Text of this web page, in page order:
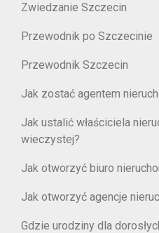
Zwiedzanie Szczecin
Przewodnik po Szczecinie
Przewodnik Szczecin
Jak zostać agentem
Jak ustalić właściciela
wieczystej?
Jak otworzyć biuro
Jak otworzyć agencje
Gdzie urodziny dla